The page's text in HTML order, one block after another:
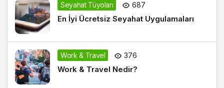
Seyahat Tüyoları 687
En İyi Ücretsiz Seyahat Uygulamaları
Work & Travel 376
Work & Travel Nedir?